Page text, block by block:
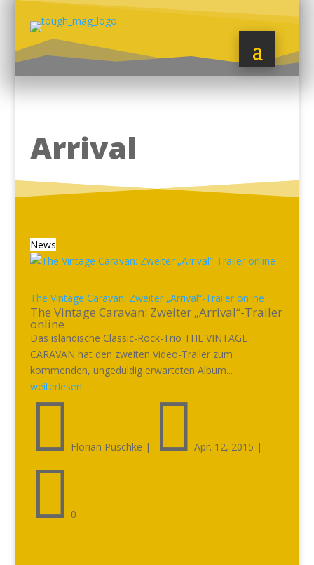
Arrival
News
The Vintage Caravan: Zweiter „Arrival“-Trailer online
The Vintage Caravan: Zweiter „Arrival“-Trailer
online
Das isländische Classic-Rock-Trio THE VINTAGE
CARAVAN hat den zweiten Video-Trailer zum
kommenden, ungeduldig erwarteten Album...
weiterlesen
 Florian Puschke |  Apr. 12, 2015 |
 0